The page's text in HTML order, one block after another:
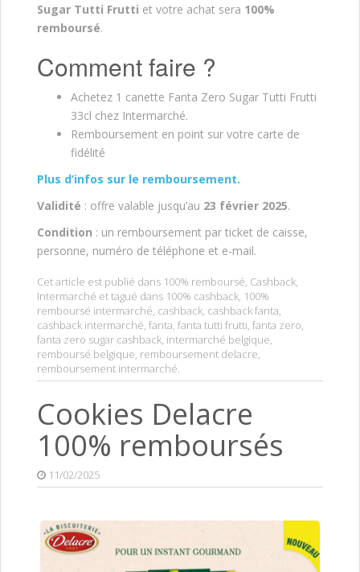
Sugar Tutti Frutti et votre achat sera 100%
remboursé.
Comment faire ?
Achetez 1 canette Fanta Zero Sugar Tutti Frutti
33cl chez Intermarché.
Remboursement en point sur votre carte de
fidélité
Plus d’infos sur le remboursement.
Validité : offre valable jusqu’au 23 février 2025.
Condition : un remboursement par ticket de caisse,
personne, numéro de téléphone et e-mail.
Cet article est publié dans 100% remboursé, Cashback,
Intermarché et tagué dans 100% cashback, 100%
remboursé intermarché, cashback, cashback fanta,
cashback intermarché, fanta, fanta tutti frutti, fanta zero,
fanta zero sugar cashback, intermarché belgique,
remboursé belgique, remboursement delacre,
remboursement intermarché.
Cookies Delacre
100% remboursés
11/02/2025